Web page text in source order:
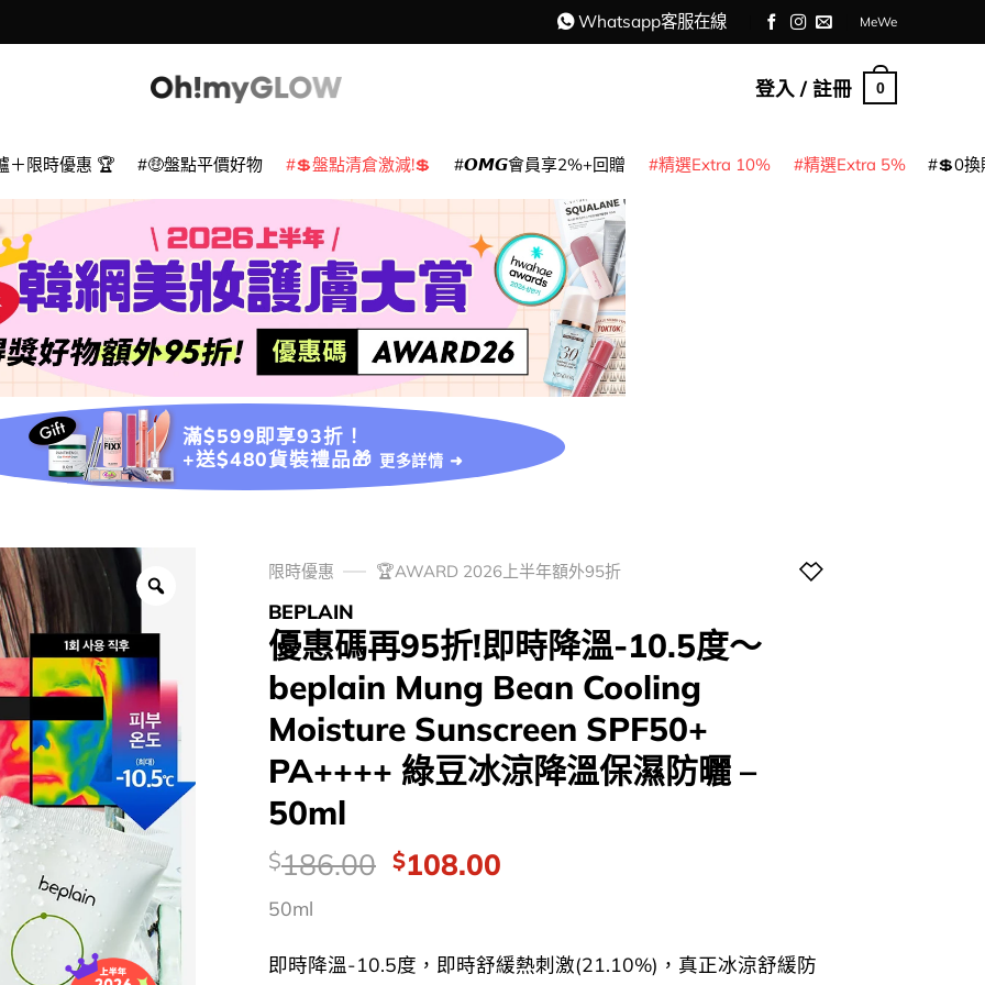
Whatsapp客服在線 MeWe
登入 / 註冊 0
＋限時優惠 🏆 🤑盤點平價好物 💲盤點清倉激減!💲 𝙊𝙈𝙂會員享2%+回贈 精選Extra 10% 精選Extra 5% 💲0換
滿$599即享93折！
+送$480貨裝禮品🎁 更多詳情 ➜
限時優惠 🏆AWARD 2026上半年額外95折
BEPLAIN
優惠碼再95折!即時降溫-10.5度～
beplain Mung Bean Cooling
Moisture Sunscreen SPF50+
PA++++ 綠豆冰涼降溫保濕防曬 –
50ml
價
$186.00 Original
$186.00.
$108.00Current
$108.00.
50ml
即時降溫-10.5度，即時舒緩熱刺激(21.10%)，真正冰涼舒緩防